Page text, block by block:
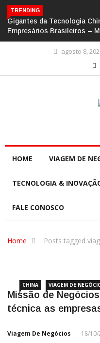
TRENDING
Gigantes da Tecnologia
Empresários Brasileiros –
agosto 8,
HOME VIAGEM DE
TECNOLOGIA &
FALE CONOSCO
Home Posts tagged
CHINA VIAGEM DE
Missão de
técnica as
Viagem De Negócios 18/10/